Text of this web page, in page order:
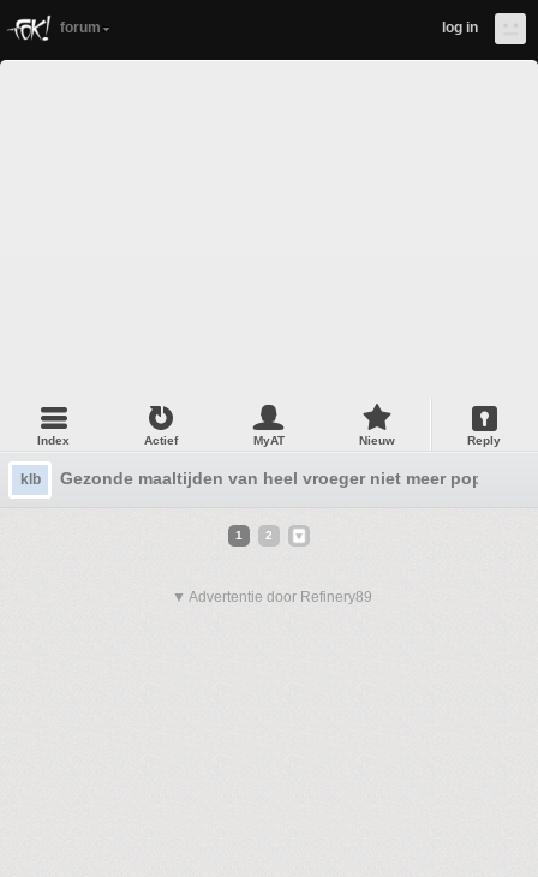
forum log in
Index Actief MyAT Nieuw Reply
klb Gezonde maaltijden van heel vroeger niet meer populair
1 2
▼ Advertentie door Refinery89